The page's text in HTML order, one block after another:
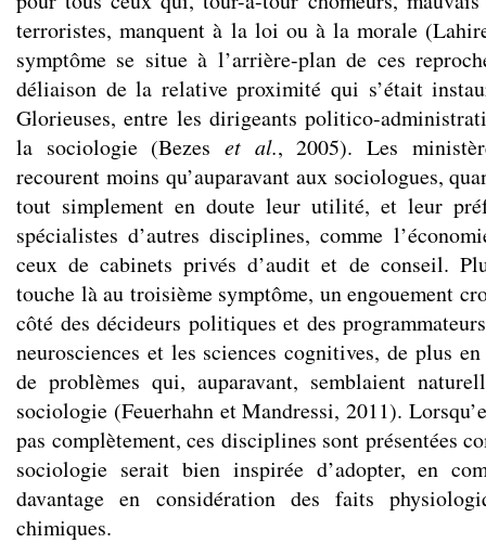
terroristes, manquent à la loi ou à la morale
symptôme se situe à l’arrière-plan de ces
déliaison de la relative proximité qui s’était
Glorieuses, entre les dirigeants politico-
la sociologie (Bezes et al., 2005). Les
recourent moins qu’auparavant aux sociologues,
tout simplement en doute leur utilité, et leur
spécialistes d’autres disciplines, comme
ceux de cabinets privés d’audit et de conseil.
touche là au troisième symptôme, un engouement
côté des décideurs politiques et des
neurosciences et les sciences cognitives, de plus
de problèmes qui, auparavant, semblaient
sociologie (Feuerhahn et Mandressi, 2011).
pas complètement, ces disciplines sont présentées
sociologie serait bien inspirée d’adopter, en
davantage en considération des faits
chimiques.